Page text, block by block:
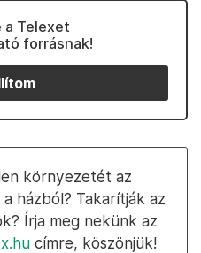
a Telexet
forrásnak!
környezetét az
házból? Takarítják az
Írja meg nekünk az
címre, köszönjük!